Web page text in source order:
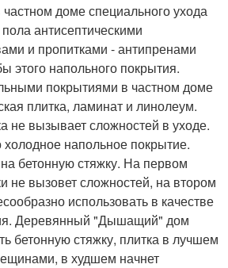
доме специального ухода
антисептическими
и пропитками - антипренами
этого напольного покрытия.
покрытиями в частном доме
плитка, ламинат и линолеум.
не вызывает сложностей в уходе.
холодное напольное покрытие.
бетонную стяжку. На первом
не вызовет сложностей, на втором
использовать в качестве
Деревянный "Дышащий" дом
бетонную стяжку, плитка в лучшем
в худшем начнет